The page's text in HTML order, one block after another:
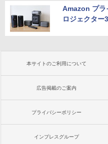
Amazon プラ
ロジェクター
本サイトのご利用について
広告掲載のご案内
プライバシーポリシー
インプレスグループ